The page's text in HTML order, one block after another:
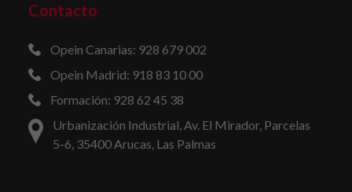
Contacto
Opein Canarias: 928 679 002
Opein Madrid: 918 83 10 00
Formación: 928 62 45 38
Urbanización Industrial, Av. El Mirador, Parcelas
5-6, 35400 Arucas, Las Palmas